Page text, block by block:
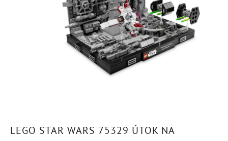
LEGO STAR WARS 75329 ÚTOK NA